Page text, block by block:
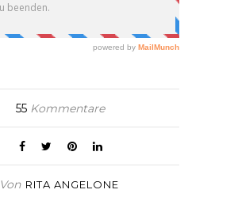
55 Kommentare
Von RITA ANGELONE